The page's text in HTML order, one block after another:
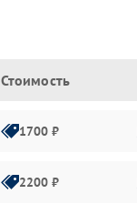
Стоимость
1700 ₽
2200 ₽